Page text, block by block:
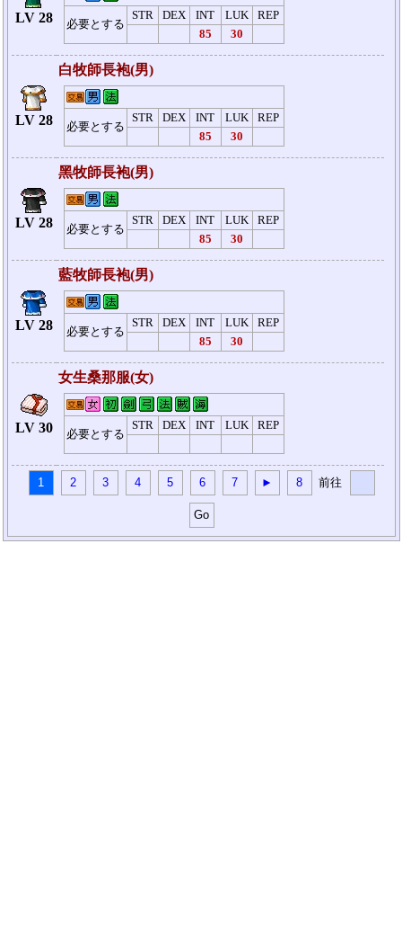
LV 28 必要とする
STR DEX INT LUK
REP
85
30
LV 28
白牧師長袍(男)
必要とする
STR DEX INT LUK
REP
85
30
LV 28
黑牧師長袍(男)
必要とする
STR DEX INT LUK
REP
85
30
LV 28
藍牧師長袍(男)
必要とする
STR DEX INT LUK
REP
85
30
LV 30
女生桑那服(女)
必要とする
STR DEX INT LUK REP
1 2 3 4 5 6 7 ► 8 前往
Go